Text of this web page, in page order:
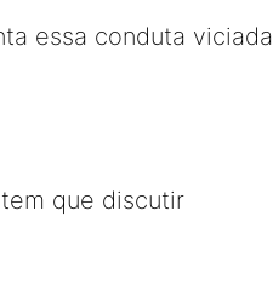
essa conduta viciada
que discutir